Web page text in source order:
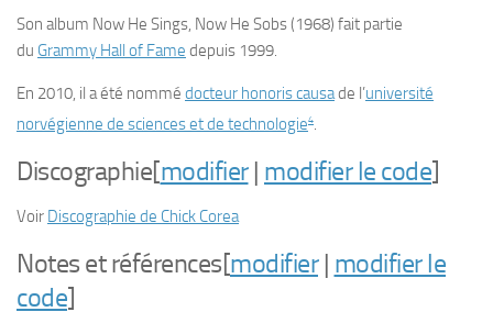
Son album Now He Sings, Now He Sobs(1968) fait partie
du Grammy Hall of Fame depuis 1999.
En 2010, il a été nommé docteur honoris causade l’université
norvégienne de sciences et de technologie4.
Discographie[modifier| modifier le code]
Voir Discographie de Chick Corea
Notes et références[modifier| modifier le
code]